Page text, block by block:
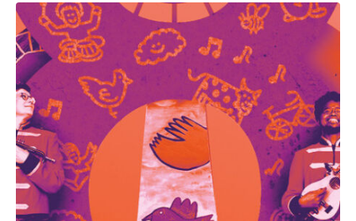
Portails
Actualités
Agenda
Recherche